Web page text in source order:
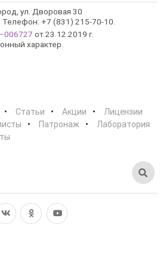
ул. Дворовая 30
+7 (831) 215-70-10.
от 23.12.2019 г.
характер.
Статьи Акции
Лицензии
Патронаж
Лаборатория